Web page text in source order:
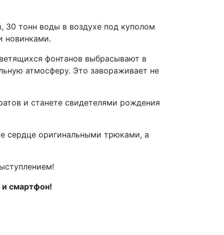
30 тонн воды в воздухе под куполом
новинками.
фонтанов выбрасывают в
атмосферу. Это завораживает не
и станете свидетелями рождения
сердце оригинальными трюками, а
смартфон!